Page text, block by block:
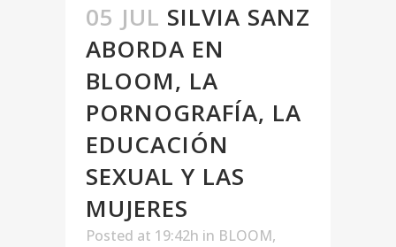
05 JUL SILVIA SANZ
ABORDA EN
BLOOM, LA
PORNOGRAFÍA, LA
EDUCACIÓN
SEXUAL Y LAS
MUJERES
Posted at 19:42h in BLOOM,